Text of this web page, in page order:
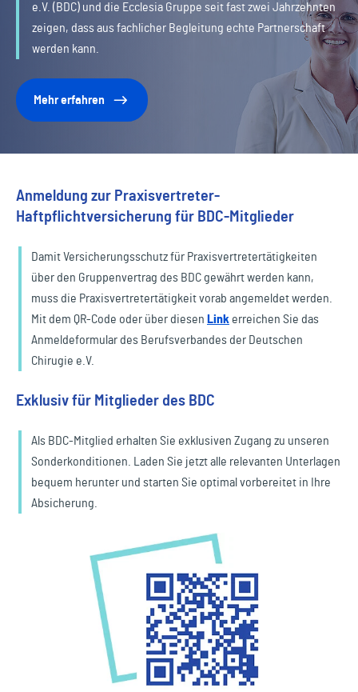
e.V. (BDC) und die Ecclesia Gruppe seit fast zwei Jahrzehnten
zeigen, dass aus fachlicher Begleitung echte Partnerschaft
werden kann.
Mehr erfahren
Anmeldung zur Praxisvertreter-
Haftpflichtversicherung für BDC-Mitglieder
Damit Versicherungsschutz für Praxisvertretertätigkeiten
über den Gruppenvertrag des BDC gewährt werden kann,
muss die Praxisvertretertätigkeit vorab angemeldet werden.
Mit dem QR-Code oder über diesen Link erreichen Sie das
Anmeldeformular des Berufsverbandes der Deutschen
Chirugie e.V.
Exklusiv für Mitglieder des BDC
Als BDC-Mitglied erhalten Sie exklusiven Zugang zu unseren
Sonderkonditionen. Laden Sie jetzt alle relevanten Unterlagen
bequem herunter und starten Sie optimal vorbereitet in Ihre
Absicherung.